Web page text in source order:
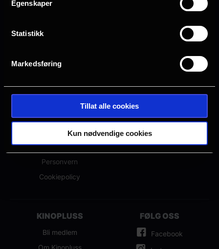
Egenskaper
Statistikk
Markedsføring
Tillat alle cookies
Kun nødvendige cookies
OM NFKINO
Om oss
Ledige stillinger
Kjøpsbetingelser
Samfunnsansvar
Personvern
Cookiepolicy
Hva kommer?
Presse
NFkino-appen
KINOPLUSS
Bli medlem
Om Kinopluss
FØLG OSS
Facebook